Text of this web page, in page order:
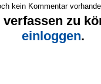
kein Kommentar
zu
einloggen.